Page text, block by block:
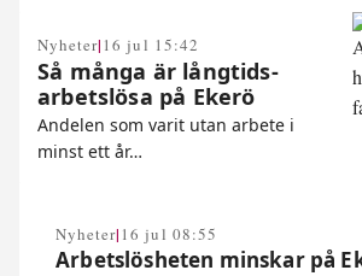
Nyheter| 16 jul 15:42
Så många är långtids­
arbetslösa på Ekerö
Andelen som varit utan arbete i
minst ett år…
Nyheter| 16 jul 08:55
Arbetslösheten minskar på